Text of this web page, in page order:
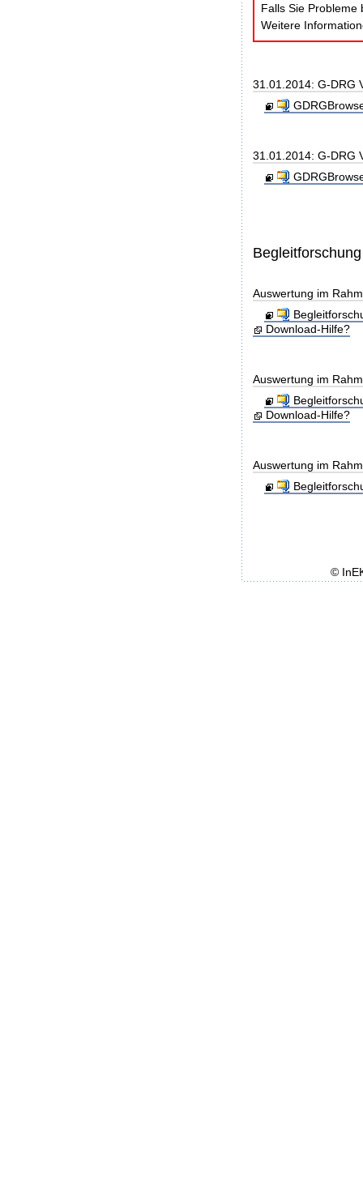
Falls Sie Probleme
Weitere
31.01.2014: G-DRG
31.01.2014: G-DRG
Begleitforschung
Auswertung im
Download-Hilfe?
Auswertung im
Download-Hilfe?
Auswertung im
©